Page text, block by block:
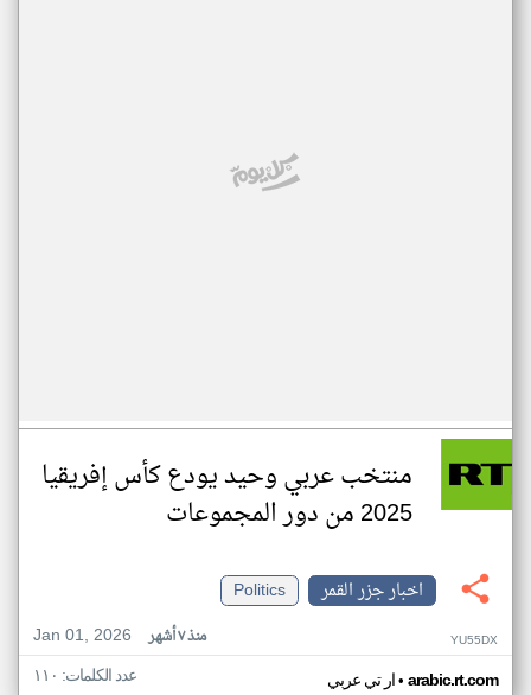
منتخب عربي وحيد يودع كأس إفريقيا
2025 من دور المجموعات
اخبار جزر القمر
Politics
Jan 01, 2026
منذ ٧ أشهر YU55DX
ار تي عربي• arabic.rt.com عدد الكلمات: ١١٠